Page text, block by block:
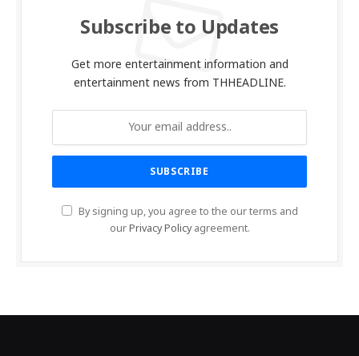
Subscribe to Updates
Get more entertainment information and
entertainment news from THHEADLINE.
By signing up, you agree to the our terms and
ourPrivacy Policyagreement.